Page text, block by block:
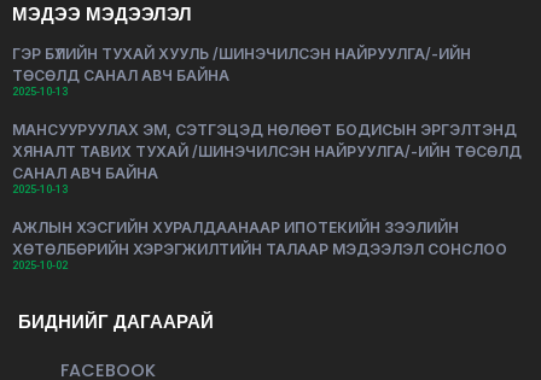
МЭДЭЭ МЭДЭЭЛЭЛ
ГЭР БҮЛИЙН ТУХАЙ ХУУЛЬ /ШИНЭЧИЛСЭН НАЙРУУЛГА/-ИЙН
ТӨСӨЛД САНАЛ АВЧ БАЙНА
2025-10-13
МАНСУУРУУЛАХ ЭМ, СЭТГЭЦЭД НӨЛӨӨТ БОДИСЫН ЭРГЭЛТЭНД
ХЯНАЛТ ТАВИХ ТУХАЙ /ШИНЭЧИЛСЭН НАЙРУУЛГА/-ИЙН ТӨСӨЛД
САНАЛ АВЧ БАЙНА
2025-10-13
АЖЛЫН ХЭСГИЙН ХУРАЛДААНААР ИПОТЕКИЙН ЗЭЭЛИЙН
ХӨТӨЛБӨРИЙН ХЭРЭГЖИЛТИЙН ТАЛААР МЭДЭЭЛЭЛ СОНСЛОО
2025-10-02
БИДНИЙГ ДАГААРАЙ
FACEBOOK